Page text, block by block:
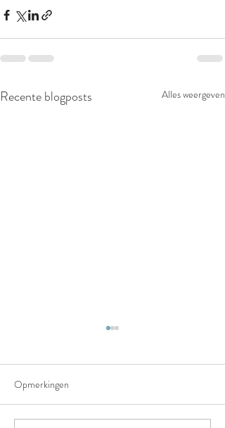
Recente blogposts Alles weergeven
Opmerkingen